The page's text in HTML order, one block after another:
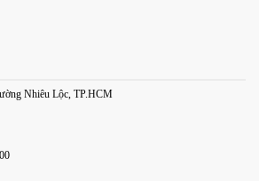
Nhiêu Lộc, TP.HCM